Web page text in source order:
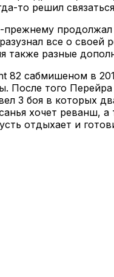
то решил
все о своей
разные
сабмишеном в
После того
3 боя в которых
хочет реванш,
отдыхает и